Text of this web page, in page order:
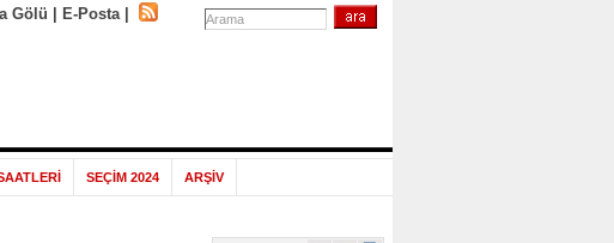
Gölü E-Posta|
SEÇİM 2024 ARŞİV